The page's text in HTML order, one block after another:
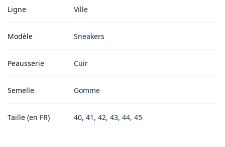
Ligne Ville
Modèle Sneakers
Peausserie Cuir
Semelle Gomme
Taille (en FR) 40, 41, 42, 43, 44, 45